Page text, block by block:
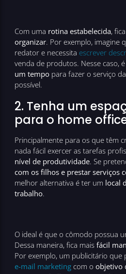
Com uma rotina estabelecida,
organizar. Por exemplo, imagine
redator e necessita escrever
venda de produtos. Nesse caso, é
um tempo para fazer o serviço
possível.
2. Tenha um
para o home
Principalmente para os que têm
nada fácil exercer as tarefas
nível de produtividade. Se
com os filhos e prestar serviços
melhor alternativa é ter um local
trabalho.
O ideal é que o cômodo possua
Dessa maneira, fica mais fácil
Por exemplo, um publicitário
e-mail marketing com o objetivo